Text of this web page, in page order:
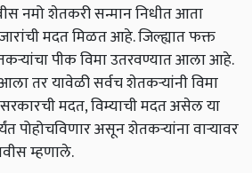
नमो शेतकरी सन्मान निधीत आता
मदत मिळत आहे. जिल्ह्यात फक्त
पीक विमा उतरवण्यात आला आहे.
तर यावेळी सर्वच शेतकऱ्यांनी विमा
मदत, विम्याची मदत असेल या
पोहोचविणार असून शेतकऱ्यांना वाऱ्यावर
म्हणाले.